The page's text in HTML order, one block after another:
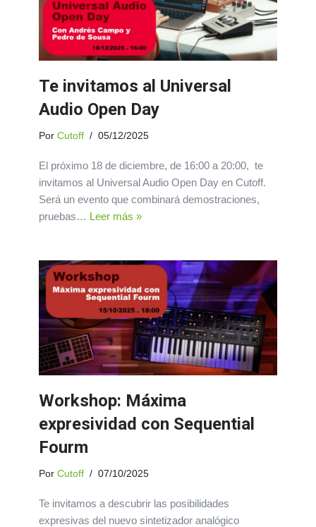
Te invitamos al Universal
Audio Open Day
Por Cutoff 05/12/2025
El próximo 18 de diciembre, de 16:00 a 20:00, te
invitamos al Universal Audio Open Day en Cutoff.
Será un evento que combinará demostraciones,
pruebas… Leer más »
Workshop: Máxima
expresividad con Sequential
Fourm
Por Cutoff 07/10/2025
Te invitamos a descubrir las posibilidades
expresivas del nuevo sintetizador analógico